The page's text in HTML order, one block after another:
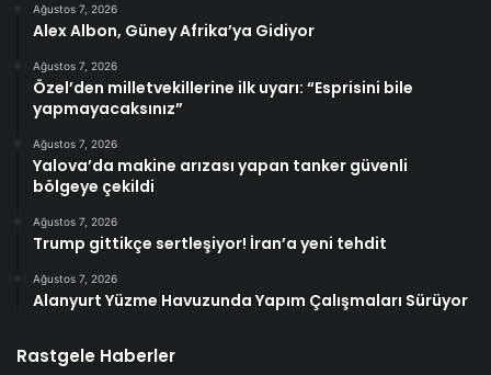
Ağustos 7, 2026
Alex Albon, Güney Afrika’ya Gidiyor
Ağustos 7, 2026
Özel’den milletvekillerine ilk uyarı: “Esprisini bile
yapmayacaksınız”
Ağustos 7, 2026
Yalova’da makine arızası yapan tanker güvenli
bölgeye çekildi
Ağustos 7, 2026
Trump gittikçe sertleşiyor! İran’a yeni tehdit
Ağustos 7, 2026
Alanyurt Yüzme Havuzunda Yapım Çalışmaları Sürüyor
Rastgele Haberler